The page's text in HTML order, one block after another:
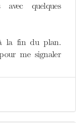
quelques
à la fin du plan.
me signaler